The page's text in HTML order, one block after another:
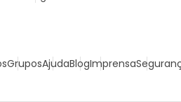
GruposAjudaBlogImprensa